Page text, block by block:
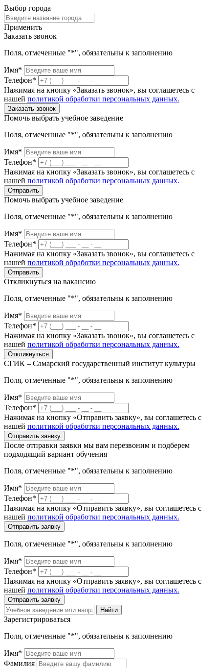
Выбор города
Применить
Заказать звонок
Поля, отмеченные "*", обязательны к заполнению
Имя*
Телефон*
Нажимая на кнопку «Заказать звонок», вы соглашетесь с
нашей политикой обработки персональных данных.
Заказать звонок
Помочь выбрать учебное заведение
Поля, отмеченные "*", обязательны к заполнению
Имя*
Телефон*
Нажимая на кнопку «Заказать звонок», вы соглашетесь с
нашей политикой обработки персональных данных.
Отправить
Помочь выбрать учебное заведение
Поля, отмеченные "*", обязательны к заполнению
Имя*
Телефон*
Нажимая на кнопку «Заказать звонок», вы соглашетесь с
нашей политикой обработки персональных данных.
Отправить
Откликнуться на вакансию
Поля, отмеченные "*", обязательны к заполнению
Имя*
Телефон*
Нажимая на кнопку «Заказать звонок», вы соглашетесь с
нашей политикой обработки персональных данных.
Откликнуться
СГИК – Самарский государственный институт культуры
Поля, отмеченные "*", обязательны к заполнению
Имя*
Телефон*
Нажимая на кнопку «Отправить заявку», вы соглашетесь с
нашей политикой обработки персональных данных.
Отправить заявку
После отправки заявки мы вам перезвоним и подберем
подходящий вариант обучения
Поля, отмеченные "*", обязательны к заполнению
Имя*
Телефон*
Нажимая на кнопку «Отправить заявку», вы соглашетесь с
нашей политикой обработки персональных данных.
Отправить заявку
Поля, отмеченные "*", обязательны к заполнению
Имя*
Телефон*
Нажимая на кнопку «Отправить заявку», вы соглашетесь с
нашей политикой обработки персональных данных.
Отправить заявку
Найти
Зарегистрироваться
Поля, отмеченные "*", обязательны к заполнению
Имя*
Фамилия